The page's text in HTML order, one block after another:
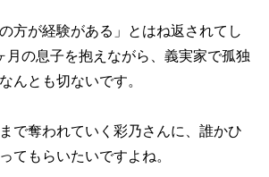
方が経験がある」とはね返されてし
月の息子を抱えながら、義実家で孤独
んとも切ないです。
で奪われていく彩乃さんに、誰かひ
てもらいたいですよね。